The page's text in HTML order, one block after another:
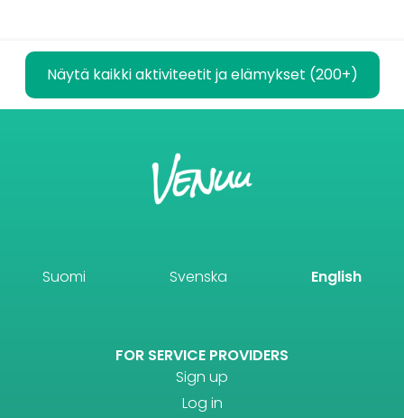
Näytä kaikki aktiviteetit ja elämykset (200+)
Suomi Svenska English
FOR SERVICE PROVIDERS
Sign up
Log in